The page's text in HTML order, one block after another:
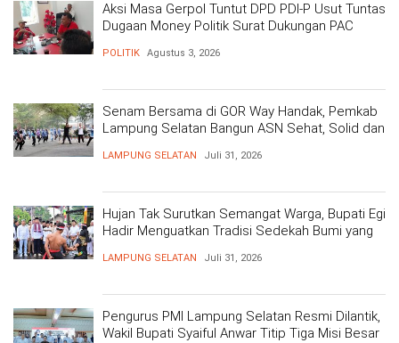
Aksi Masa Gerpol Tuntut DPD PDI-P Usut Tuntas
Dugaan Money Politik Surat Dukungan PAC
POLITIK Agustus 3, 2026
Senam Bersama di GOR Way Handak, Pemkab
Lampung Selatan Bangun ASN Sehat, Solid dan
LAMPUNG SELATAN Juli 31, 2026
Hujan Tak Surutkan Semangat Warga, Bupati Egi
Hadir Menguatkan Tradisi Sedekah Bumi yang
LAMPUNG SELATAN Juli 31, 2026
Pengurus PMI Lampung Selatan Resmi Dilantik,
Wakil Bupati Syaiful Anwar Titip Tiga Misi Besar